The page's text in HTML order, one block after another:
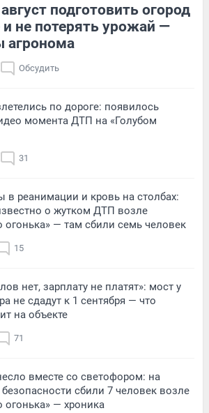
подготовить огород
не потерять урожай —
агронома
Обсудить
по дороге: появилось
момента ДТП на «Голубом
31
в реанимации и кровь на столбах:
о жутком ДТП возле
огонька» — там сбили семь человек
15
нет, зарплату не платят»: мост у
не сдадут к 1 сентября — что
на объекте
71
вместе со светофором: на
сбили 7 человек возле
огонька» — хроника